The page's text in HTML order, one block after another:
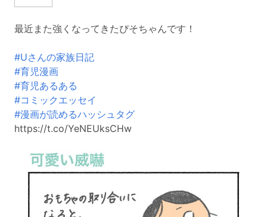
最近また強くなってきたぴそちゃんです！
#Uさんの家族日記
#育児漫画
#育児あるある
#コミックエッセイ
#漫画が読めるハッシュタグ
https://t.co/YeNEUksCHw